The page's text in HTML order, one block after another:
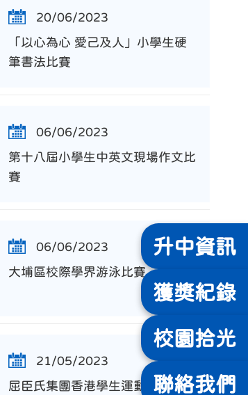
20/06/2023
「以心為心 愛己及人」小學生硬
筆書法比賽
06/06/2023
第十八屆小學生中英文現場作文比
賽
06/06/2023
大埔區校際學界游泳比賽
21/05/2023
屈臣氏集團香港學生運動員獎
升中資訊
獲獎紀錄
校園拾光
聯絡我們